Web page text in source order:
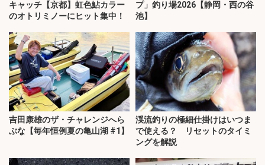
キャッチ【京都】虹色鮎カラー
のオトリミノーにヒット集中！
プ」釣り場2026【静岡・西の谷
池】
吉田康雄のザ・チャレンジへら
ぶな【毎年恒例夏の亀山湖 #1】
渓流釣りの極細仕掛けはいつま
で使える？ リセットのタイミ
ングを解説